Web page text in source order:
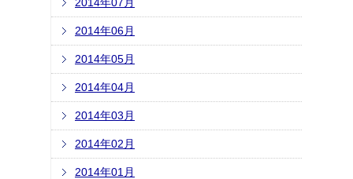
2014年06月
2014年05月
2014年04月
2014年03月
2014年02月
2014年01月